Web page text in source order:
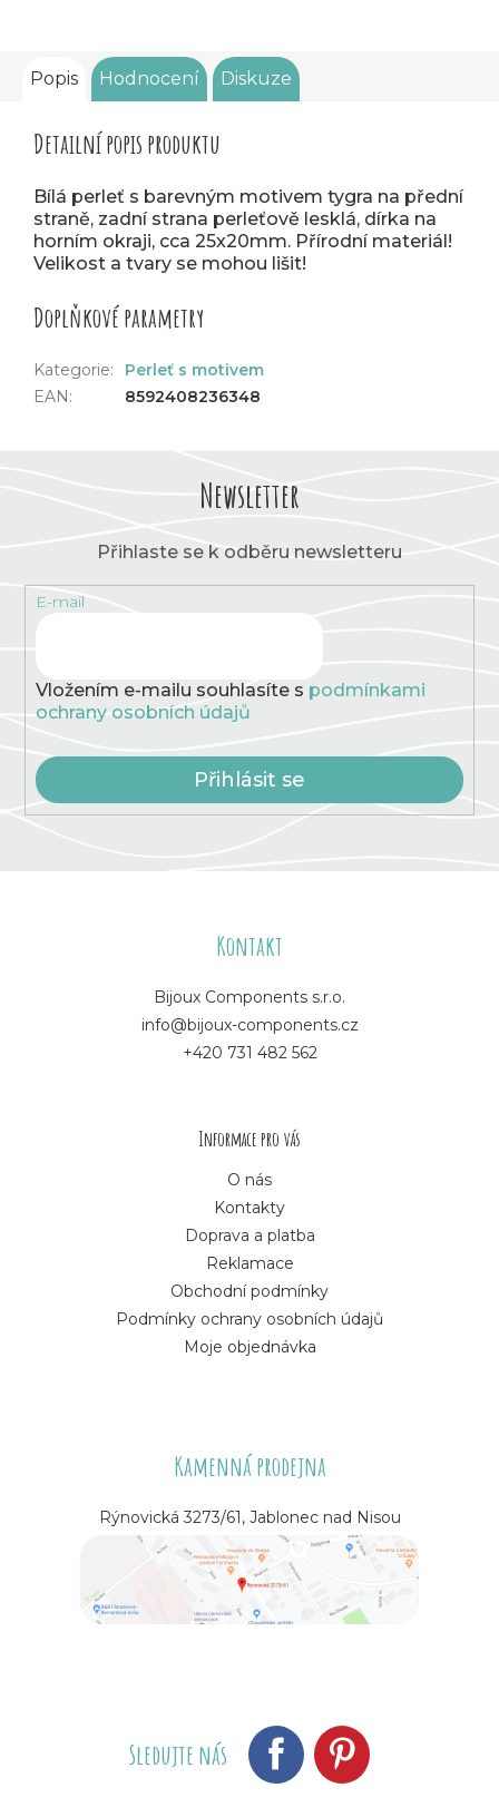
Popis Hodnocení Diskuze
Detailní popis produktu
Bílá perleť s barevným motivem tygra na přední
straně, zadní strana perleťově lesklá, dírka na
horním okraji, cca 25x20mm. Přírodní materiál!
Velikost a tvary se mohou lišit!
Doplňkové parametry
Kategorie:
Perleť s motivem
EAN: 8592408236348
Newsletter
Přihlaste se k odběru newsletteru
E-mail
Vložením e-mailu souhlasíte s podmínkami
ochrany osobních údajů
Přihlásit se
Kontakt
Bijoux Components s.r.o.
info@bijoux-components.cz
+420 731 482 562
Informace pro vás
O nás
Kontakty
Doprava a platba
Reklamace
Obchodní podmínky
Podmínky ochrany osobních údajů
Moje objednávka
Kamenná prodejna
Rýnovická 3273/61, Jablonec nad Nisou
Sledujte nás